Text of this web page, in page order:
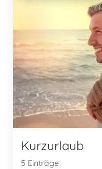
Kurzurlaub
5 Einträge